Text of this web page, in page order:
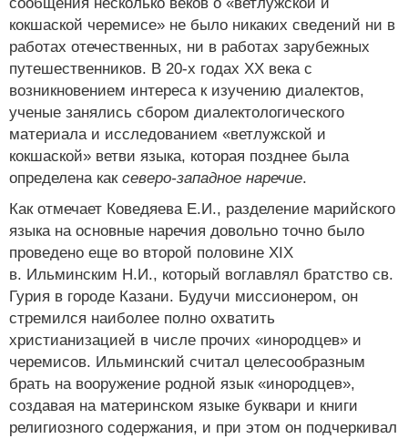
кокшаской черемисе» не было никаких сведений ни в
работах отечественных, ни в работах зарубежных
путешественников. В 20-х годах XX века с
возникновением интереса к изучению диалектов,
ученые занялись сбором диалектологического
материала и исследованием «ветлужской и
кокшаской» ветви языка, которая позднее была
определена как северо-западное наречие.
Как отмечает Коведяева Е.И., разделение марийского
языка на основные наречия довольно точно было
проведено еще во второй половине XIX
в. Ильминским Н.И., который воглавлял братство св.
Гурия в городе Казани. Будучи миссионером, он
стремился наиболее полно охватить
христианизацией в числе прочих «инородцев» и
черемисов. Ильминский считал целесообразным
брать на вооружение родной язык «инородцев»,
создавая на материнском языке буквари и книги
религиозного содержания, и при этом он подчеркивал